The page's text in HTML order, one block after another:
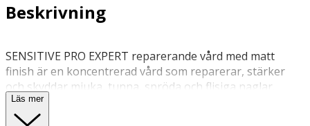
Beskrivning
SENSITIVE PRO EXPERT reparerande vård med matt
finish är en koncentrerad vård som reparerar, stärker
och skyddar mjuka, tunna, spröda och flisiga naglar.
Naglarna blir starkare, mer motståndskraftiga och
synligt vackrare efter bara två veckor. HÄRDARE / ANTI-
Läs mer